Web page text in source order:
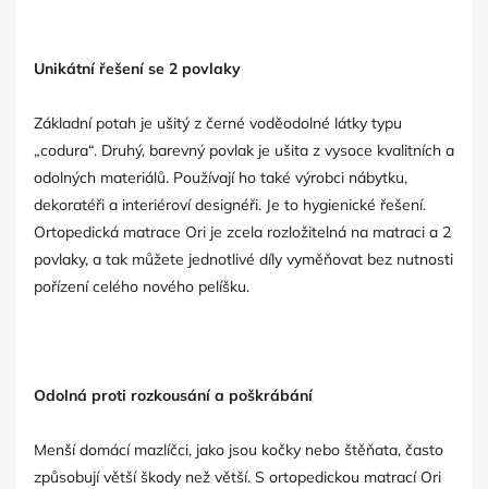
Unikátní řešení se 2 povlaky
Základní potah je ušitý z černé voděodolné látky typu
„codura“. Druhý, barevný povlak je ušita z vysoce kvalitních a
odolných materiálů. Používají ho také výrobci nábytku,
dekoratéři a interiéroví designéři. Je to hygienické řešení.
Ortopedická matrace Ori je zcela rozložitelná na matraci a 2
povlaky, a tak můžete jednotlivé díly vyměňovat bez nutnosti
pořízení celého nového pelíšku.
Odolná proti rozkousání a poškrábání
Menší domácí mazlíčci, jako jsou kočky nebo štěňata, často
způsobují větší škody než větší. S ortopedickou matrací Ori